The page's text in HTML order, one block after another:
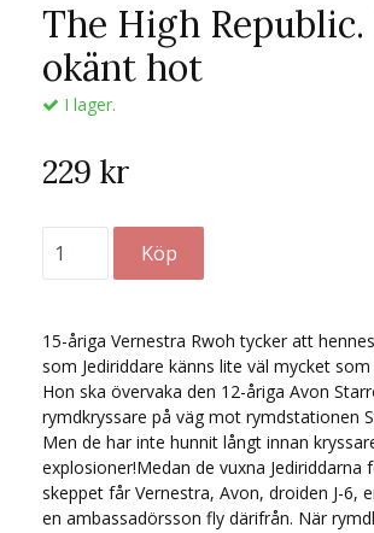
The High
okänt hot
I lager.
229 kr
15-åriga Vernestra Rwoh tycker att
som Jediriddare känns lite väl mycket
Hon ska övervaka den 12-åriga Avon
rymdkryssare på väg mot rymdstationen
Men de har inte hunnit långt innan
explosioner!Medan de vuxna Jediriddarna
skeppet får Vernestra, Avon, droiden J-6,
en ambassadörsson fly därifrån. När